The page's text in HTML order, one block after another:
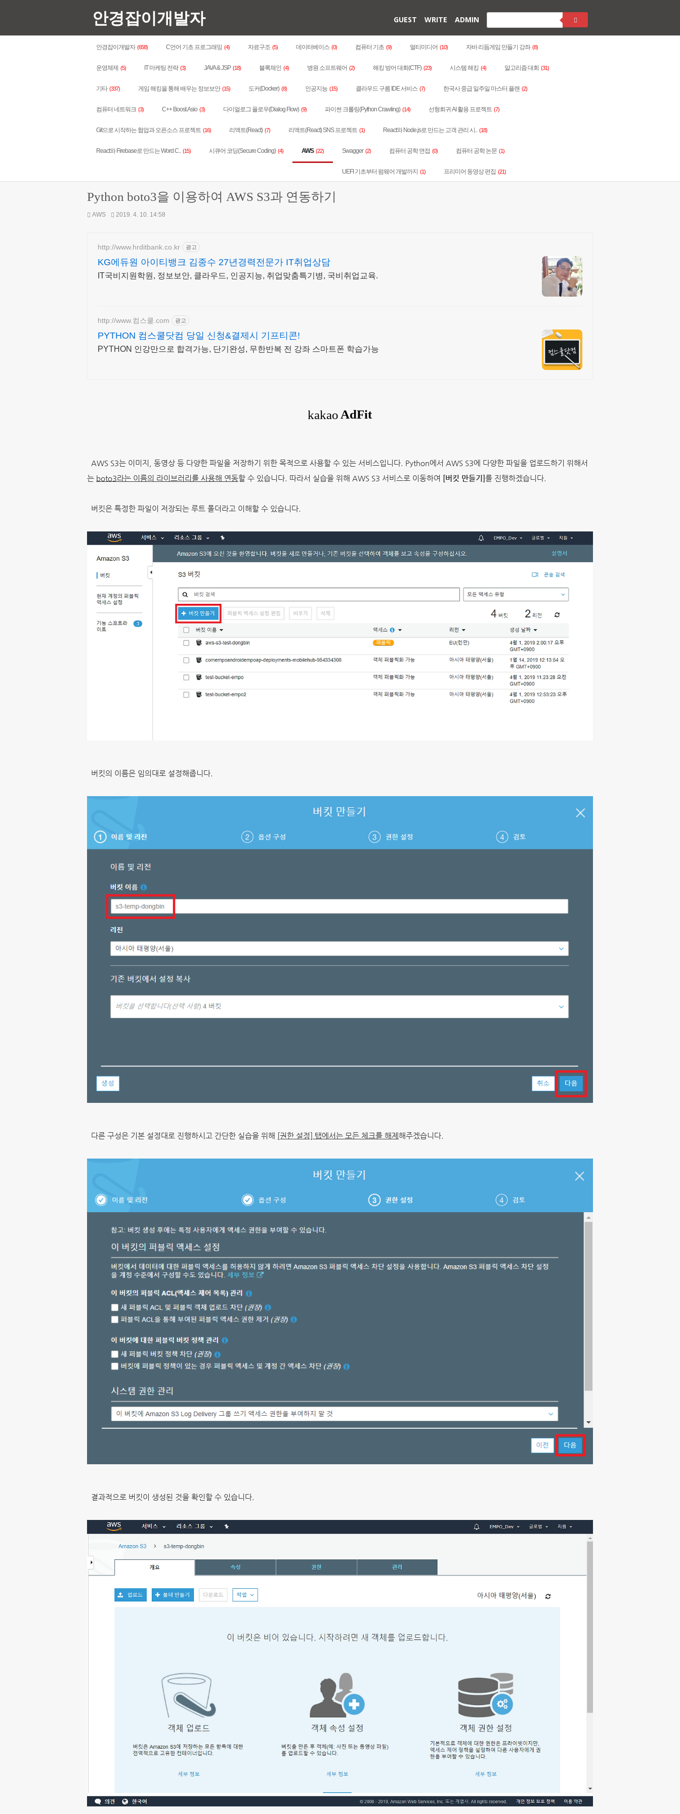
안경잡이개발자 GUEST WRITE ADMIN
안경잡이개발자 (658) C언어 기초 프로그래밍 (4) 자료구조 (5) 데이터베이스 (0) 컴퓨터 기초 (9) 멀티미디어 (10) 자바 리듬게임 만들기 강좌 (8)
운영체제 (5) IT 마케팅 전략 (3) JAVA & JSP (18) 블록체인 (4) 병원 소프트웨어 (2) 해킹 방어 대회(CTF) (23) 시스템 해킹 (4) 알고리즘 대회 (31)
기타 (337) 게임 해킹을 통해 배우는 정보보안 (15) 도커(Docker) (8) 인공지능 (15) 클라우드 구름 IDE 서비스 (7) 한국사 중급 일주일 마스터 플랜 (2)
컴퓨터 네트워크 (3) C++ Boost.Asio (3) 다이얼로그 플로우(Dialog Flow) (9) 파이썬 크롤링(Python Crawling) (14) 선형회귀 AI 활용 프로젝트 (7)
Git으로 시작하는 협업과 오픈소스 프로젝트 (16) 리액트(React) (7) 리액트(React) SNS 프로젝트 (1) React와 Node.js로 만드는 고객 관리 시.. (18)
React와 Firebase로 만드는 Word C.. (15) 시큐어 코딩(Secure Coding) (4) AWS (22) Swagger (2) 컴퓨터 공학 면접 (0) 컴퓨터 공학 논문 (1)
UEFI 기초부터 펌웨어 개발까지 (1) 프리미어 동영상 편집 (21)
Python boto3을 이용하여 AWS S3과 연동하기
AWS 2019. 4. 10. 14:58
http://www.hrditbank.co.kr 광고
KG에듀원 아이티뱅크 김종수 27년경력전문가 IT취업상담
IT국비지원학원, 정보보안, 클라우드, 인공지능, 취업맞춤특기병, 국비취업교육.
http://www.컴스쿨.com 광고
PYTHON 컴스쿨닷컴 당일 신청&결제시 기프티콘!
PYTHON 인강만으로 합격가능, 단기완성, 무한반복 전 강좌 스마트폰 학습가능
AWS S3는 이미지, 동영상 등 다양한 파일을 저장하기 위한 목적으로 사용할 수 있는 서비스입니다. Python에서 AWS S3에 다양한 파일을 업로드하기 위해서
는 boto3라는 이름의 라이브러리를 사용해 연동할 수 있습니다. 따라서 실습을 위해 AWS S3 서비스로 이동하여 [버킷 만들기]를 진행하겠습니다.
버킷은 특정한 파일이 저장되는 루트 폴더라고 이해할 수 있습니다.
버킷의 이름은 임의대로 설정해줍니다.
다른 구성은 기본 설정대로 진행하시고 간단한 실습을 위해 [권한 설정] 탭에서는 모든 체크를 해제 해주겠습니다.
결과적으로 버킷이 생성된 것을 확인할 수 있습니다.